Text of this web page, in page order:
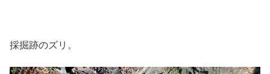
採掘跡のズリ。